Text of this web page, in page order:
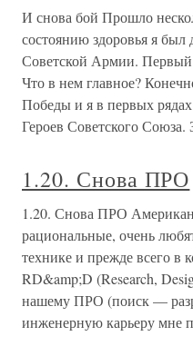
И снова бой Прошло
состоянию здоровья я был
Советской Армии.
Что в нем главное?
Победы и я в первых
Героев Советского
1.20. Снова ПРО
1.20. Снова ПРО
рациональные, очень
технике и прежде всего
RD&amp;D (Research,
нашему ПРО (поиск —
инженерную карьеру мне